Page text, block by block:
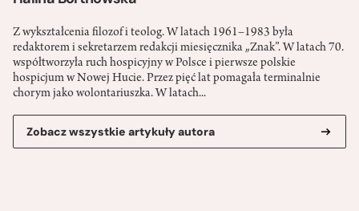
Z wykształcenia filozof i teolog. W latach 1961–1983 była
redaktorem i sekretarzem redakcji miesięcznika „Znak”. W latach 70.
współtworzyła ruch hospicyjny w Polsce i pierwsze polskie
hospicjum w Nowej Hucie. Przez pięć lat pomagała terminalnie
chorym jako wolontariuszka. W latach...
Zobacz wszystkie artykuły autora